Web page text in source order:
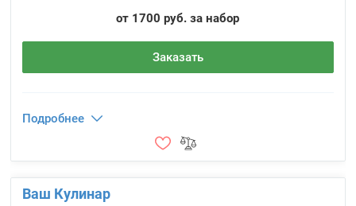
от 1700 руб. за набор
Заказать
Подробнее
Ваш Кулинар